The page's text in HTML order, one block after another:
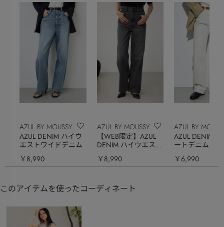
AZUL BY MOUSSY
AZUL DENIM ハイウ
エストワイドデニム
￥8,990
AZUL BY MOUSSY
【WEB限定】AZUL
DENIM ハイウエスト
￥8,990
AZUL BY
AZUL DENIM
ートデニム
￥6,990
このアイテムを使ったコーディネート